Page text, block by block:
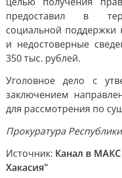
предоставил в
социальной
и недостоверные
350 тыс. рублей.
Уголовное дело с
заключением
для рассмотрения по
Прокуратура
Источник: Канал в
Хакасия"